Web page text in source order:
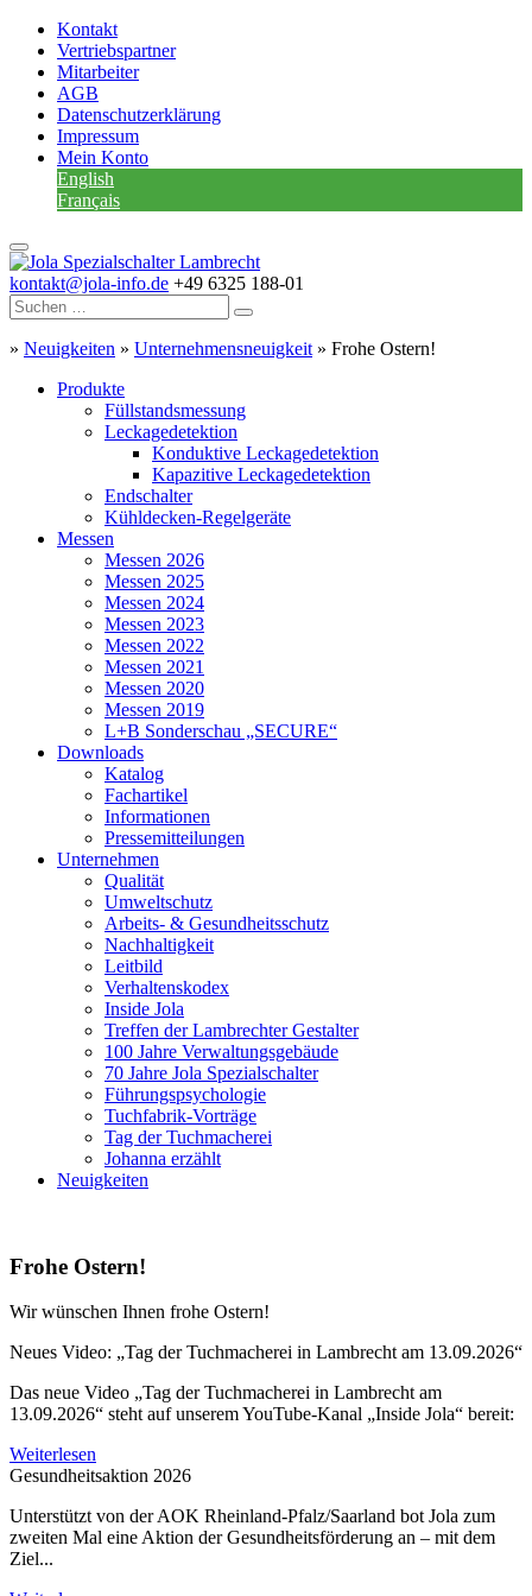
Kontakt
Vertriebspartner
Mitarbeiter
AGB
Datenschutzerklärung
Impressum
Mein Konto
English
Français
kontakt@jola-info.de +49 6325 188-01
» Neuigkeiten » Unternehmensneuigkeit » Frohe Ostern!
Produkte
Füllstandsmessung
Leckagedetektion
Konduktive Leckagedetektion
Kapazitive Leckagedetektion
Endschalter
Kühldecken-Regelgeräte
Messen
Messen 2026
Messen 2025
Messen 2024
Messen 2023
Messen 2022
Messen 2021
Messen 2020
Messen 2019
L+B Sonderschau „SECURE“
Downloads
Katalog
Fachartikel
Informationen
Pressemitteilungen
Unternehmen
Qualität
Umweltschutz
Arbeits- & Gesundheitsschutz
Nachhaltigkeit
Leitbild
Verhaltenskodex
Inside Jola
Treffen der Lambrechter Gestalter
100 Jahre Verwaltungsgebäude
70 Jahre Jola Spezialschalter
Führungspsychologie
Tuchfabrik-Vorträge
Tag der Tuchmacherei
Johanna erzählt
Neuigkeiten
Frohe Ostern!
Wir wünschen Ihnen frohe Ostern!
Neues Video: „Tag der Tuchmacherei in Lambrecht am 13.09.2026“
Das neue Video „Tag der Tuchmacherei in Lambrecht am
13.09.2026“ steht auf unserem YouTube-Kanal „Inside Jola“ bereit:
Weiterlesen
Gesundheitsaktion 2026
Unterstützt von der AOK Rheinland-Pfalz/Saarland bot Jola zum
zweiten Mal eine Aktion der Gesundheitsförderung an – mit dem
Ziel...